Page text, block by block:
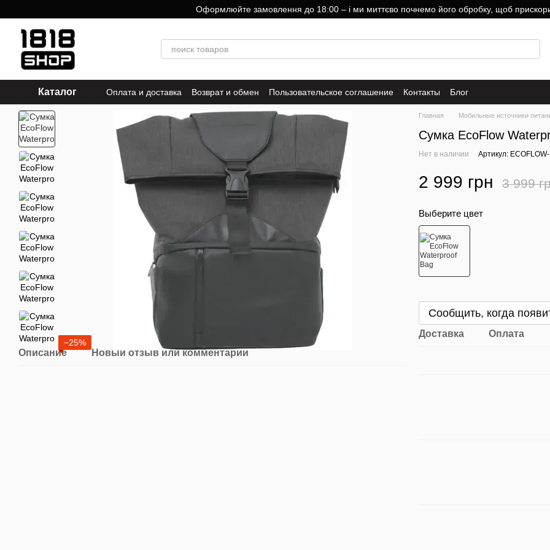
Оформлюйте замовлення до 18:00 – і ми миттєво почнемо його обробку, щоб
Каталог Оплата и доставка Возврат и обмен Пользовательское соглашение Контакты Блог
−25%
Описание Новый отзыв или комментарий
Главная Мобильные источники
Сумка EcoFlow
Нет в наличии Артикул:
2 999 грн 3 999
Выберите цвет
Сообщить, когда
Доставка Оплата